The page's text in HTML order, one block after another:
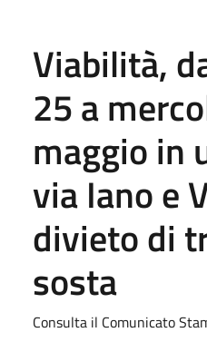
Viabilità,
25 a
maggio in
via Iano e
divieto di
sosta
Consulta il Comunicato